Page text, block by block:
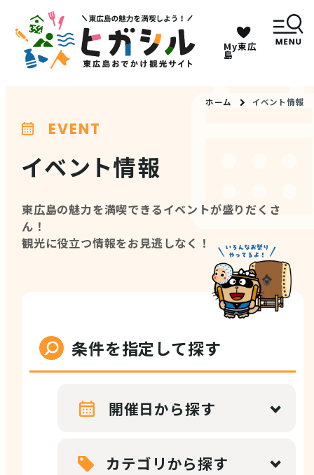
My東広
島
ホーム イベント情報
EVENT
イベント情報
東広島の魅力を満喫できるイベントが盛りだくさ
ん！
観光に役立つ情報をお見逃しなく！
条件を指定して探す
開催日から探す
カテゴリから探す
キーワードは2つまで、30文字以内で検索してくだ
さい。
メニュー
MENU
観光スポット
店舗情報
モデルコース